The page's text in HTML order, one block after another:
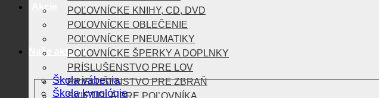
Akcie
Naše aktivity
Škola vábenia
Škola kynológie
POĽOVNÍCKE KNIHY, CD, DVD
POĽOVNÍCKE OBLEČENIE
POĽOVNÍCKE PNEUMATIKY
POĽOVNÍCKE ŠPERKY A DOPLNKY
PRÍSLUŠENSTVO PRE LOV
PRÍSLUŠENSTVO PRE ZBRAŇ
SVIETIDLÁ PRE POĽOVNÍKA